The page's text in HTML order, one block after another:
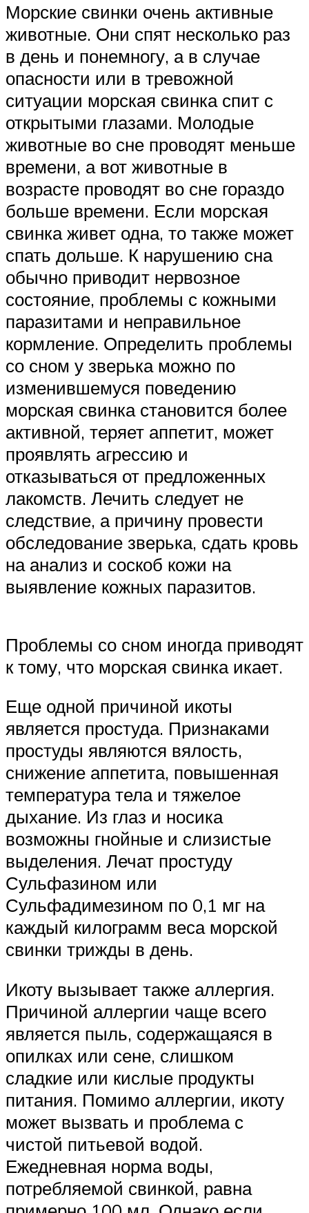
Морские свинки очень активные
животные. Они спят несколько раз
в день и понемногу, а в случае
опасности или в тревожной
ситуации морская свинка спит с
открытыми глазами. Молодые
животные во сне проводят меньше
времени, а вот животные в
возрасте проводят во сне гораздо
больше времени. Если морская
свинка живет одна, то также может
спать дольше. К нарушению сна
обычно приводит нервозное
состояние, проблемы с кожными
паразитами и неправильное
кормление. Определить проблемы
со сном у зверька можно по
изменившемуся поведению
морская свинка становится более
активной, теряет аппетит, может
проявлять агрессию и
отказываться от предложенных
лакомств. Лечить следует не
следствие, а причину провести
обследование зверька, сдать кровь
на анализ и соскоб кожи на
выявление кожных паразитов.
Проблемы со сном иногда приводят
к тому, что морская свинка икает.
Еще одной причиной икоты
является простуда. Признаками
простуды являются вялость,
снижение аппетита, повышенная
температура тела и тяжелое
дыхание. Из глаз и носика
возможны гнойные и слизистые
выделения. Лечат простуду
Сульфазином или
Сульфадимезином по 0,1 мг на
каждый килограмм веса морской
свинки трижды в день.
Икоту вызывает также аллергия.
Причиной аллергии чаще всего
является пыль, содержащаяся в
опилках или сене, слишком
сладкие или кислые продукты
питания. Помимо аллергии, икоту
может вызвать и проблема с
чистой питьевой водой.
Ежедневная норма воды,
потребляемой свинкой, равна